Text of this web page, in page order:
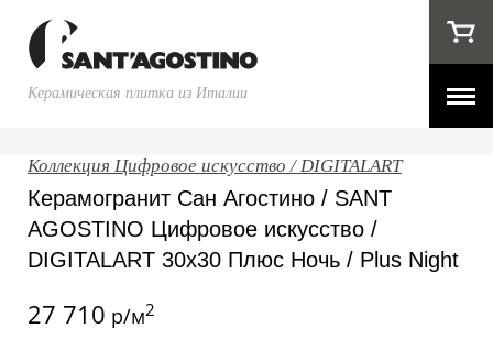
Керамическая плитка из Италии
Коллекция Цифровое искусство / DIGITALART
Керамогранит Сан Агостино / SANT
AGOSTINO Цифровое искусство /
DIGITALART 30x30 Плюс Ночь / Plus Night
27 710 р/м2